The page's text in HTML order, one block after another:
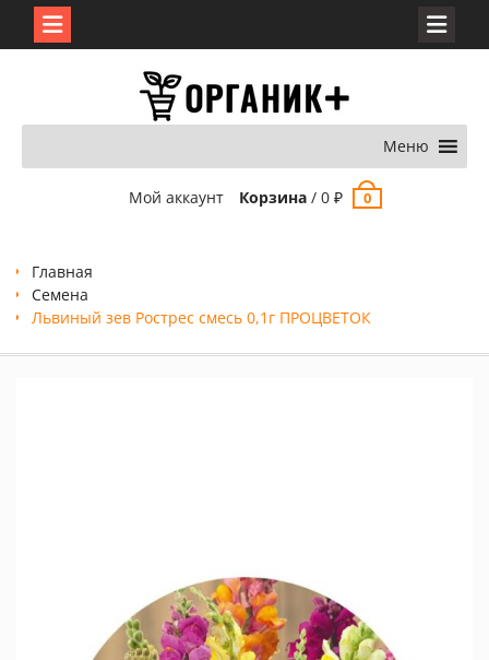
Меню
Мой аккаунт Корзина/ 0 ₽ 0
Главная
Семена
Львиный зев Рострес смесь 0,1г ПРОЦВЕТОК